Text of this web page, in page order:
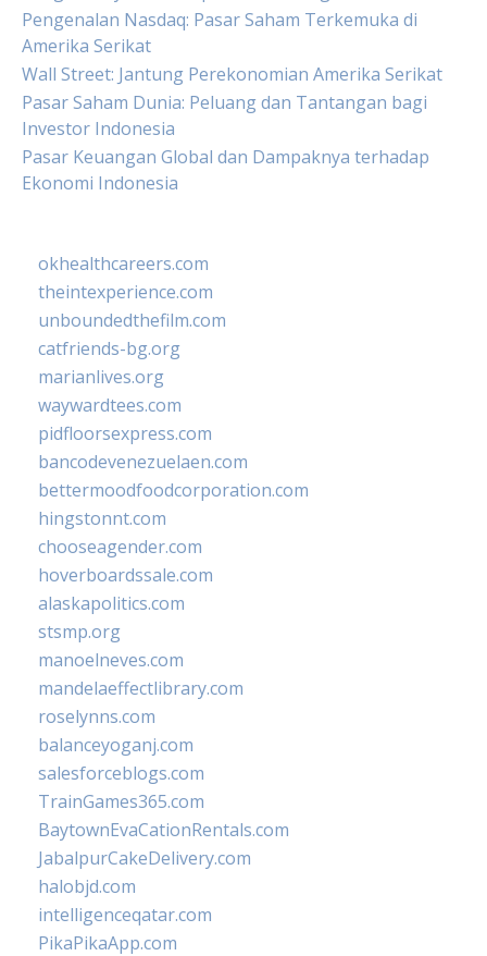
Pengenalan Nasdaq: Pasar Saham Terkemuka di
Amerika Serikat
Wall Street: Jantung Perekonomian Amerika Serikat
Pasar Saham Dunia: Peluang dan Tantangan bagi
Investor Indonesia
Pasar Keuangan Global dan Dampaknya terhadap
Ekonomi Indonesia
okhealthcareers.com
theintexperience.com
unboundedthefilm.com
catfriends-bg.org
marianlives.org
waywardtees.com
pidfloorsexpress.com
bancodevenezuelaen.com
bettermoodfoodcorporation.com
hingstonnt.com
chooseagender.com
hoverboardssale.com
alaskapolitics.com
stsmp.org
manoelneves.com
mandelaeffectlibrary.com
roselynns.com
balanceyoganj.com
salesforceblogs.com
TrainGames365.com
BaytownEvaCationRentals.com
JabalpurCakeDelivery.com
halobjd.com
intelligenceqatar.com
PikaPikaApp.com